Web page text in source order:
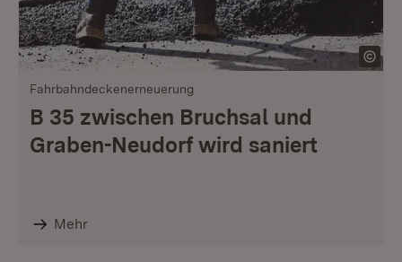
Fahrbahndeckenerneuerung
B 35 zwischen Bruchsal und
Graben-Neudorf wird saniert
Mehr